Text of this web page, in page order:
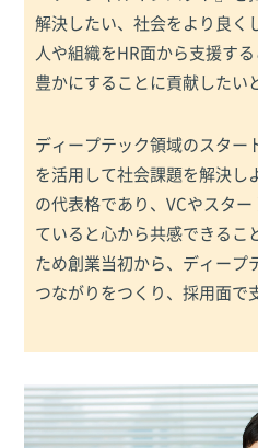
解決したい、社会をより良く
人や組織をHR面から支援す
豊かにすることに貢献したい
ディープテック領域のスター
を活用して社会課題を解決し
の代表格であり、VCやスタ
ていると心から共感できるこ
ため創業当初から、ディープ
つながりをつくり、採用面で